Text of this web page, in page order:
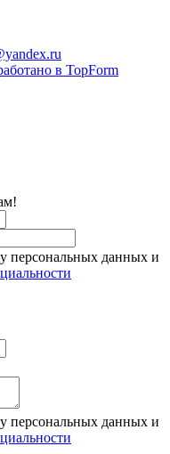
в TopForm
персональных данных и
персональных данных и